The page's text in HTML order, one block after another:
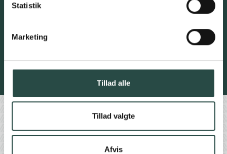
Statistik
Marketing
Tillad alle
Tillad valgte
Afvis
Se vores cookie- og privatlivspolitik
Find os her